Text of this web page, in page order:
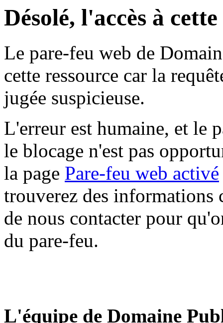
Désolé, l'accès à
Le pare-feu web de
cette ressource car la
jugée suspicieuse.
L'erreur est humaine, et le
le blocage n'est pas
la page Pare-feu web activé
trouverez des informations
de nous contacter pour
du pare-feu.
L'équipe de Domaine